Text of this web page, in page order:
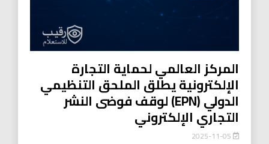
المركز العالمي لحماية التجارة
الإلكترونية يطلق الملحق التنظيمي
الدولي (EPN) لوقف فوضى النشر
التجاري الإلكتروني